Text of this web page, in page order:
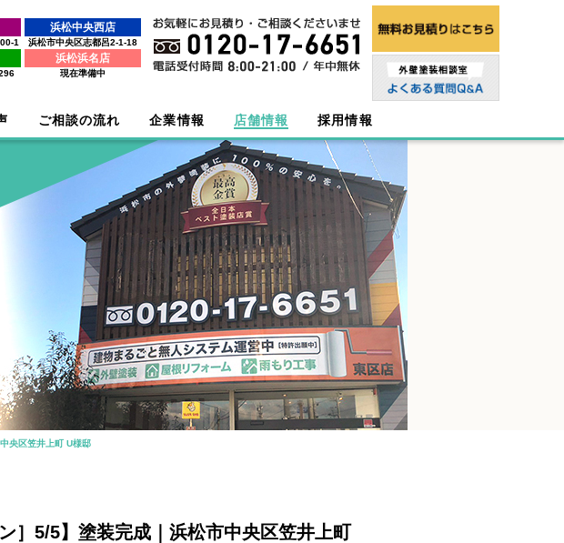
1
浜松中央西店
浜松市中央区志都呂2-1-18
浜松浜名店
現在準備中
ご相談の流れ 企業情報 店舗情報 採用情報
央区笠井上町 U様邸
］5/5】塗装完成｜浜松市中央区笠井上町